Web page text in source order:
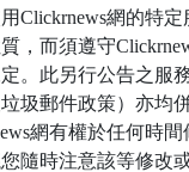
Clickrnews網的特
，而須遵守
。此另行公告之服
垃圾郵件政策）亦均
網有權於任何時
隨時注意該等修改